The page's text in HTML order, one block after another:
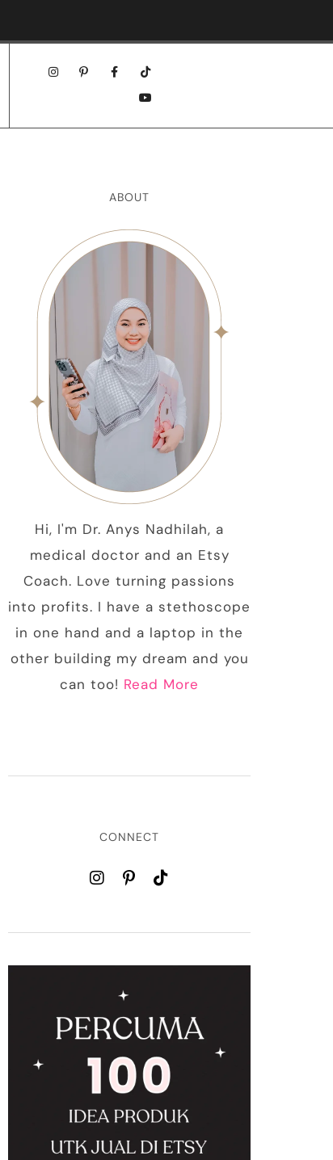
ABOUT
Hi, I'm Dr. Anys Nadhilah, a
medical doctor and an Etsy
Coach. Love turning passions
into profits. I have a stethoscope
in one hand and a laptop in the
other building my dream and you
can too! Read More
CONNECT